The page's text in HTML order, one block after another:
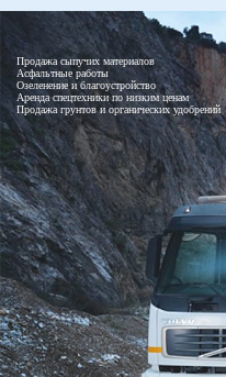
Продажа сыпучих материалов
Асфальтные работы
Озеленение и благоустройство
Аренда спецтехники по низким ценам
Продажа грунтов и органических удобрений